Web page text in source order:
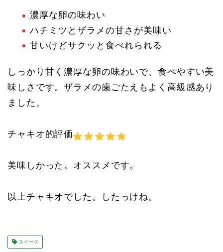
濃厚な卵の味わい
ハチミツとザラメの甘さが美味い
甘いけどサクッと食べれられる
しっかり甘く濃厚な卵の味わいで、食べやすい美
味しさです。ザラメの歯ごたえもよく高級感あり
ました。
チャキオ的評価
美味しかった。オススメです。
以上チャキオでした。したっけね。
スイーツ